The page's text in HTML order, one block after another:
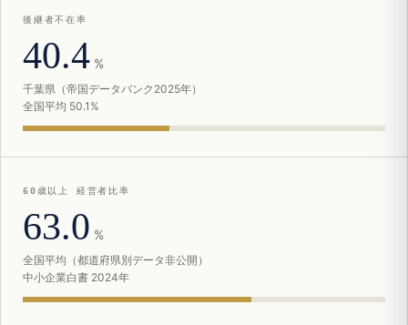
後継者不在率
40.4 %
千葉県（帝国データバンク2025年）
全国平均 50.1%
60歳以上 経営者比率
63.0 %
全国平均（都道府県別データ非公開）
中小企業白書 2024年